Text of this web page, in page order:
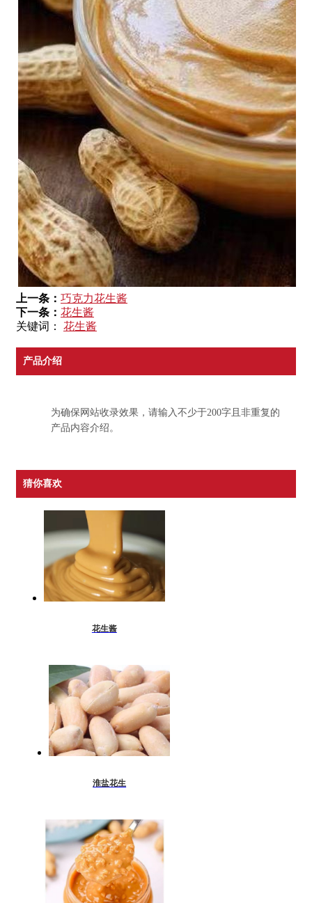
上一条： 巧克力花生酱
下一条： 花生酱
关键词： 花生酱
产品介绍
为确保网站收录效果，请输入不少于200字且非重复的
产品内容介绍。
猜你喜欢
花生酱
淮盐花生